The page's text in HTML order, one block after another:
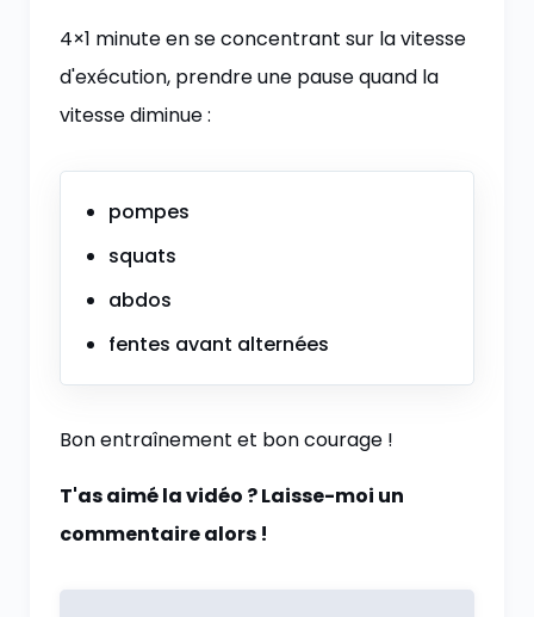
4×1 minute en se concentrant sur la vitesse
d'exécution, prendre une pause quand la
vitesse diminue :
pompes
squats
abdos
fentes avant alternées
Bon entraînement et bon courage !
T'as aimé la vidéo ? Laisse-moi un
commentaire alors !